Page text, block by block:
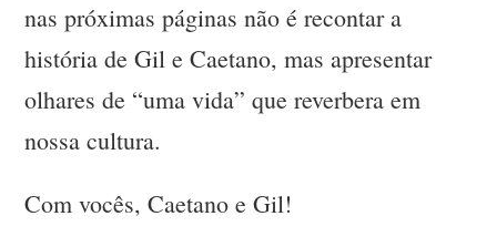
nas próximas páginas não é recontar a
história de Gil e Caetano, mas apresentar
olhares de “uma vida” que reverbera em
nossa cultura.
Com vocês, Caetano e Gil!